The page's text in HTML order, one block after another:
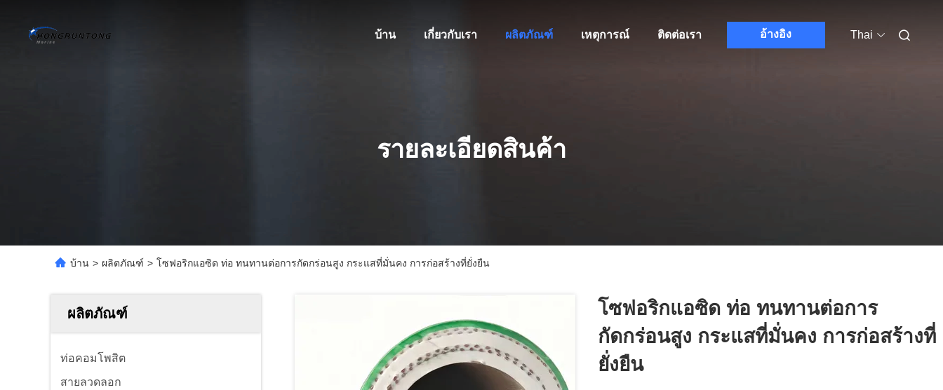
บ้าน เกี่ยวกับเรา ผลิตภัณฑ์ เหตุการณ์ ติดต่อเรา อ้างอิง Thai
รายละเอียดสินค้า
บ้าน > ผลิตภัณฑ์ > โซฟอริกแอซิด ท่อ ทนทานต่อการกัดกร่อนสูง กระแสที่มั่นคง การก่อสร้างที่ยั่งยืน
ผลิตภัณฑ์
ท่อคอมโพสิต
สายลวดลอก
โซฟอริกแอซิด ท่อ ทนทานต่อการ
กัดกร่อนสูง กระแสที่มั่นคง การก่อสร้างที่
ยั่งยืน